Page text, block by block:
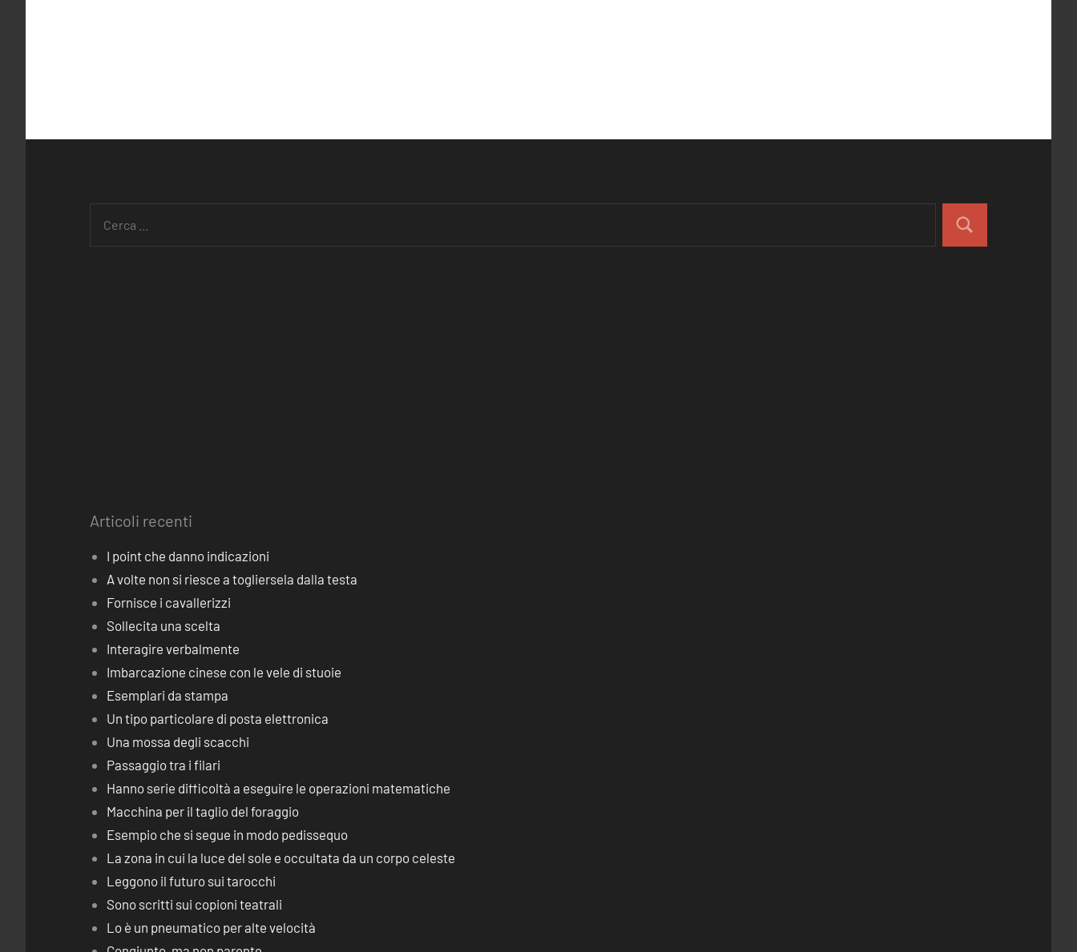
Articoli recenti
I point che danno indicazioni
A volte non si riesce a togliersela dalla testa
Fornisce i cavallerizzi
Sollecita una scelta
Interagire verbalmente
Imbarcazione cinese con le vele di stuoie
Esemplari da stampa
Un tipo particolare di posta elettronica
Una mossa degli scacchi
Passaggio tra i filari
Hanno serie difficoltà a eseguire le operazioni matematiche
Macchina per il taglio del foraggio
Esempio che si segue in modo pedissequo
La zona in cui la luce del sole e occultata da un corpo celeste
Leggono il futuro sui tarocchi
Sono scritti sui copioni teatrali
Lo è un pneumatico per alte velocità